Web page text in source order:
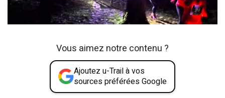
Vous aimez notre contenu ?
Ajoutez u-Trail à vos
sources préférées Google